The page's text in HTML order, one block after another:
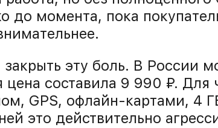
до момента, пока
эту боль. В России
цена составила 9 990 ₽. Для
GPS, офлайн-картами, 4
это действительно